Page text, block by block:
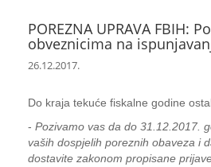
POREZNA UPRAVA FBIH:
obveznicima na
26.12.2017.
Do kraja tekuće fiskalne godine
- Pozivamo vas da do 31.12.2017.
vaših dospjelih poreznih obaveza i
dostavite zakonom propisane